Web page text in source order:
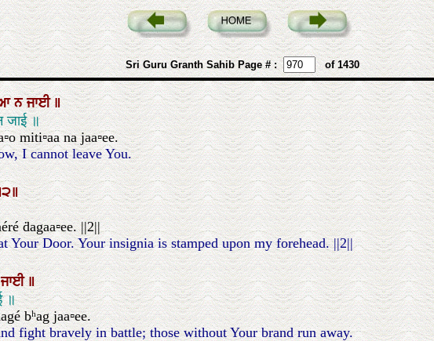
Sri Guru Granth Sahib Page # : of 1430
ਨਜਾਈ॥
जाई ॥
miti▫aa na jaa▫ee.
I cannot leave You.
ḋagaa▫ee. ||2||
Your Door. Your insignia is stamped upon my forehead. ||2||
ਜਾਈ॥
॥
bʰag jaa▫ee.
fight bravely in battle; those without Your brand run away.